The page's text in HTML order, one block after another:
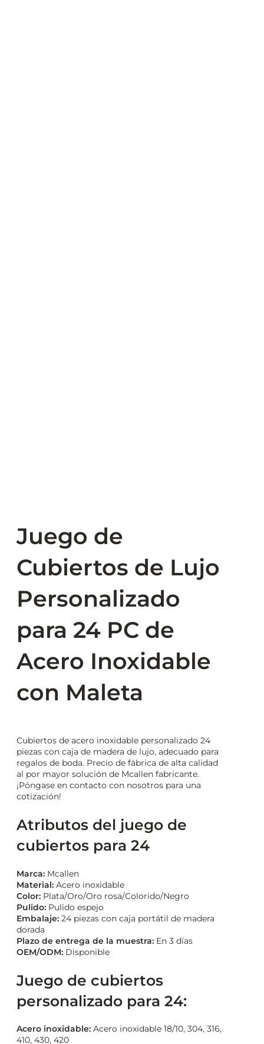
Juego de
Cubiertos de Lujo
Personalizado
para 24 PC de
Acero Inoxidable
con Maleta
Cubiertos de acero inoxidable personalizado 24
piezas con caja de madera de lujo, adecuado para
regalos de boda. Precio de fábrica de alta calidad
al por mayor solución de Mcallen fabricante.
¡Póngase en contacto con nosotros para una
cotización!
Atributos del juego de
cubiertos para 24
Marca: Mcallen
Material: Acero inoxidable
Color: Plata/Oro/Oro rosa/Colorido/Negro
Pulido: Pulido espejo
Embalaje: 24 piezas con caja portátil de madera
dorada
Plazo de entrega de la muestra: En 3 días
OEM/ODM: Disponible
Juego de cubiertos
personalizado para 24:
Acero inoxidable: Acero inoxidable 18/10, 304, 316,
410, 430, 420